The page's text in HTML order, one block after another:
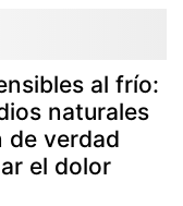
al frío:
naturales
de verdad
el dolor